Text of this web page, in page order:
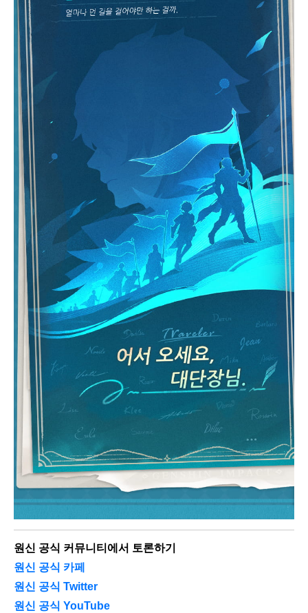
원신 공식 커뮤니티에서 토론하기
원신 공식 카페
원신 공식 Twitter
원신 공식 YouTube